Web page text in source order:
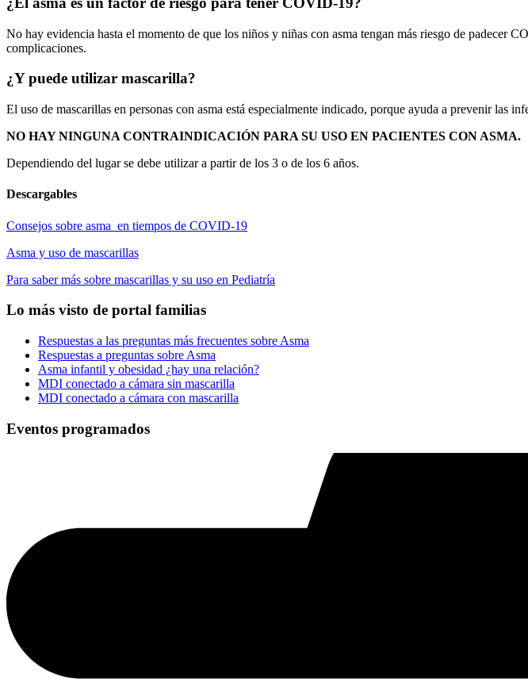
No hay evidencia hasta el momento de que los niños y niñas con asma tengan más riesgo de padecer
complicaciones.
¿Y puede utilizar mascarilla?
El uso de mascarillas en personas con asma está especialmente indicado, porque ayuda a prevenir las
NO HAY NINGUNA CONTRAINDICACIÓN PARA SU USO EN PACIENTES CON ASMA.
Dependiendo del lugar se debe utilizar a partir de los 3 o de los 6 años.
Descargables
Consejos sobre asma en tiempos de COVID-19
Asma y uso de mascarillas
Para saber más sobre mascarillas y su uso en Pediatría
Lo más visto de portal familias
Respuestas a las preguntas más frecuentes sobre Asma
Respuestas a preguntas sobre Asma
Asma infantil y obesidad ¿hay una relación?
MDI conectado a cámara sin mascarilla
MDI conectado a cámara con mascarilla
Eventos programados